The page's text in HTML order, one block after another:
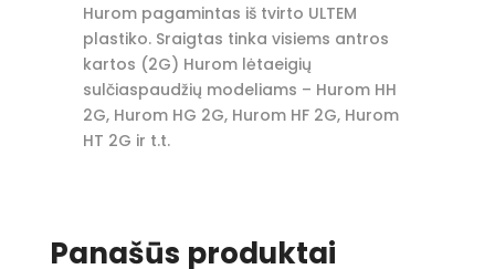
Hurom pagamintas iš tvirto ULTEM
plastiko. Sraigtas tinka visiems antros
kartos (2G) Hurom lėtaeigių
sulčiaspaudžių modeliams – Hurom HH
2G, Hurom HG 2G, Hurom HF 2G, Hurom
HT 2G ir t.t.
Panašūs produktai